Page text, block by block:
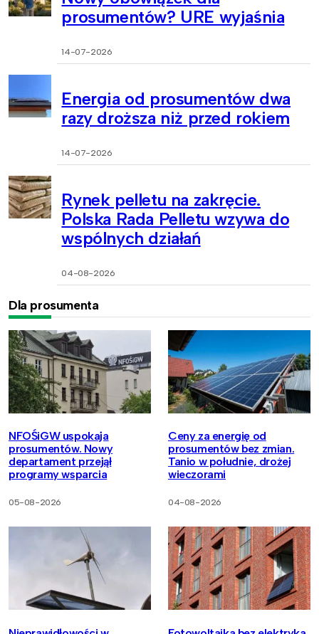
prosumentów? URE wyjaśnia
14-07-2026
Energia od prosumentów dwa
razy droższa niż przed rokiem
14-07-2026
Rynek pelletu na zakręcie.
Polska Rada Pelletu wzywa do
wspólnych działań
04-08-2026
Dla prosumenta
NFOŚiGW uspokaja
prosumentów. Nowy
departament przejął
programy wsparcia
05-08-2026
Ceny za energię od
prosumentów bez zmian.
Tanio w południe, drożej
wieczorami
04-08-2026